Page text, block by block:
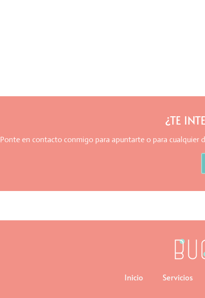
¿TE
Ponte en contacto conmigo para apuntarte o para cualquier
Inicio Servicios